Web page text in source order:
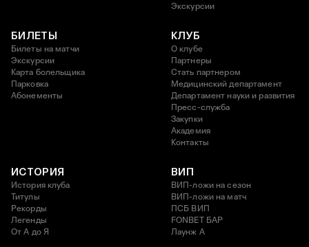
Экскурсии
БИЛЕТЫ
Билеты на матчи
Экскурсии
Карта болельщика
Парковка
Абонементы
КЛУБ
О клубе
Партнеры
Стать партнером
Медицинский департамент
Департамент науки и развития
Пресс-служба
Закупки
Академия
Контакты
ИСТОРИЯ
История клуба
Титулы
Рекорды
Легенды
От А до Я
ВИП
ВИП-ложи на сезон
ВИП-ложи на матч
ПСБ ВИП
FONBET БАР
Лаунж A